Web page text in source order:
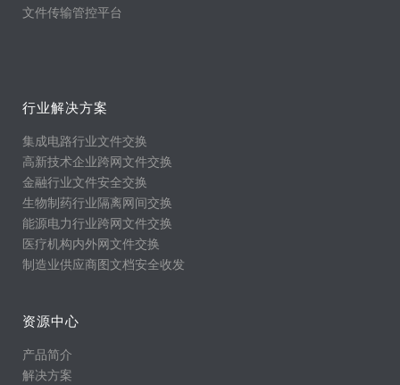
文件传输管控平台
行业解决方案
集成电路行业文件交换
高新技术企业跨网文件交换
金融行业文件安全交换
生物制药行业隔离网间交换
能源电力行业跨网文件交换
医疗机构内外网文件交换
制造业供应商图文档安全收发
资源中心
产品简介
解决方案